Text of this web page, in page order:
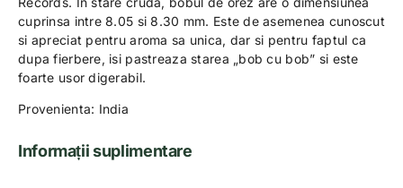
cuprinsa intre 8.05 si 8.30 mm. Este de asemenea cunoscut
si apreciat pentru aroma sa unica, dar si pentru faptul ca
dupa fierbere, isi pastreaza starea „bob cu bob” si este
foarte usor digerabil.
Provenienta: India
Informații suplimentare